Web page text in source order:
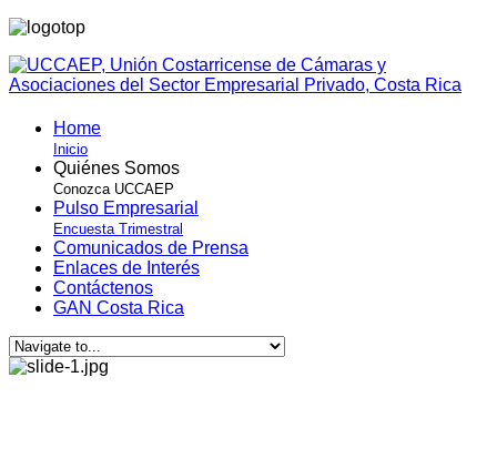
Home
Inicio
Quiénes Somos
Conozca UCCAEP
Pulso Empresarial
Encuesta Trimestral
Comunicados de Prensa
Enlaces de Interés
Contáctenos
GAN Costa Rica